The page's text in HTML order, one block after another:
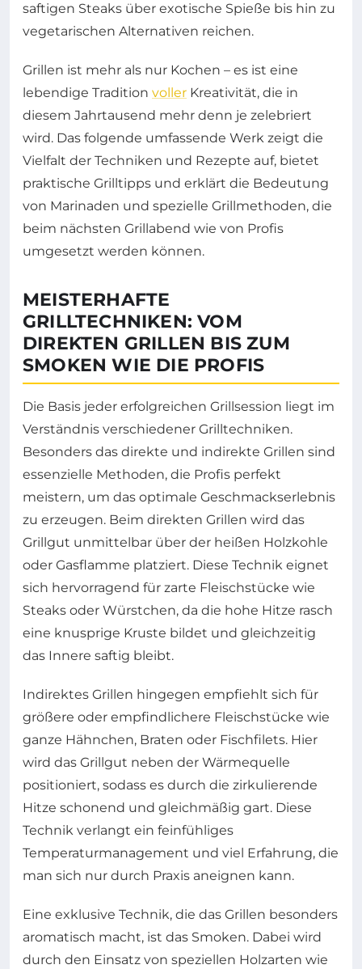
saftigen Steaks über exotische Spieße bis hin zu
vegetarischen Alternativen reichen.
Grillen ist mehr als nur Kochen – es ist eine
lebendige Tradition voller Kreativität, die in
diesem Jahrtausend mehr denn je zelebriert
wird. Das folgende umfassende Werk zeigt die
Vielfalt der Techniken und Rezepte auf, bietet
praktische Grilltipps und erklärt die Bedeutung
von Marinaden und spezielle Grillmethoden, die
beim nächsten Grillabend wie von Profis
umgesetzt werden können.
MEISTERHAFTE
GRILLTECHNIKEN: VOM
DIREKTEN GRILLEN BIS ZUM
SMOKEN WIE DIE PROFIS
Die Basis jeder erfolgreichen Grillsession liegt im
Verständnis verschiedener Grilltechniken.
Besonders das direkte und indirekte Grillen sind
essenzielle Methoden, die Profis perfekt
meistern, um das optimale Geschmackserlebnis
zu erzeugen. Beim direkten Grillen wird das
Grillgut unmittelbar über der heißen Holzkohle
oder Gasflamme platziert. Diese Technik eignet
sich hervorragend für zarte Fleischstücke wie
Steaks oder Würstchen, da die hohe Hitze rasch
eine knusprige Kruste bildet und gleichzeitig
das Innere saftig bleibt.
Indirektes Grillen hingegen empfiehlt sich für
größere oder empfindlichere Fleischstücke wie
ganze Hähnchen, Braten oder Fischfilets. Hier
wird das Grillgut neben der Wärmequelle
positioniert, sodass es durch die zirkulierende
Hitze schonend und gleichmäßig gart. Diese
Technik verlangt ein feinfühliges
Temperaturmanagement und viel Erfahrung, die
man sich nur durch Praxis aneignen kann.
Eine exklusive Technik, die das Grillen besonders
aromatisch macht, ist das Smoken. Dabei wird
durch den Einsatz von speziellen Holzarten wie